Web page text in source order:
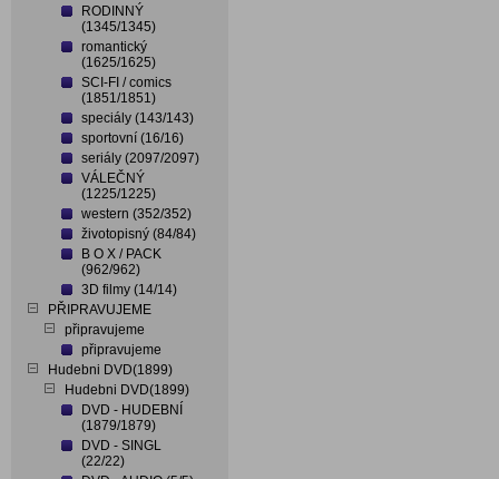
RODINNÝ
(1345/1345)
romantický
(1625/1625)
SCI-FI / comics
(1851/1851)
speciály (143/143)
sportovní (16/16)
seriály (2097/2097)
VÁLEČNÝ
(1225/1225)
western (352/352)
životopisný (84/84)
B O X / PACK
(962/962)
3D filmy (14/14)
PŘIPRAVUJEME
připravujeme
připravujeme
Hudebni DVD(1899)
Hudebni DVD(1899)
DVD - HUDEBNÍ
(1879/1879)
DVD - SINGL
(22/22)